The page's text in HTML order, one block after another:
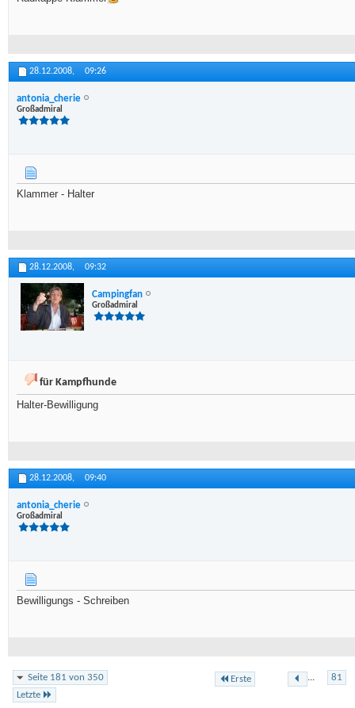
28.12.2008, 09:26
antonia_cherie
Großadmiral
Klammer - Halter
28.12.2008, 09:32
Campingfan
Großadmiral
für Kampfhunde
Halter-Bewilligung
28.12.2008, 09:40
antonia_cherie
Großadmiral
Bewilligungs - Schreiben
Seite 181 von 350 Erste ...
81
Letzte